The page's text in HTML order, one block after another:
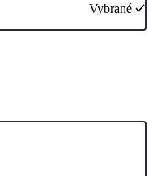
Vybrané